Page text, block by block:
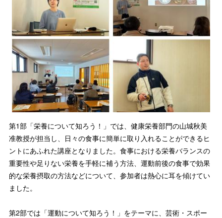
第1部「栄養について知ろう！」では、健康栄養部門の山城秋美
准教授が担当し、日々の食事に簡単に取り入れることができるヒ
ントにあふれた講座となりました。食事における栄養バランスの
重要性や足りない栄養を手軽に補う方法、運動前後の食事で効果
的な栄養摂取の方法などについて、参加者は熱心に耳を傾けてい
ました。
第2部では「運動について知ろう！」をテーマに、芸術・スポー